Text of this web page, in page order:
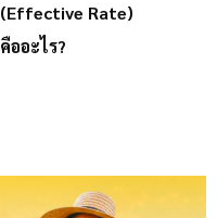
(Effective Rate)
คืออะไร?